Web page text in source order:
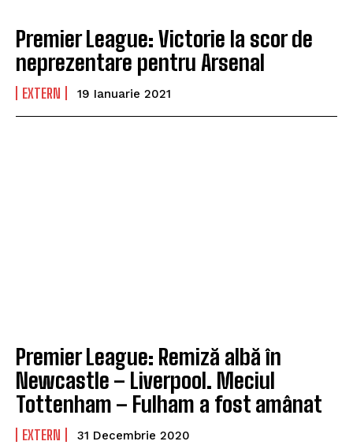
Premier League: Victorie la scor de
neprezentare pentru Arsenal
EXTERN 19 Ianuarie 2021
Premier League: Remiză albă în
Newcastle – Liverpool. Meciul
Tottenham – Fulham a fost amânat
EXTERN 31 Decembrie 2020